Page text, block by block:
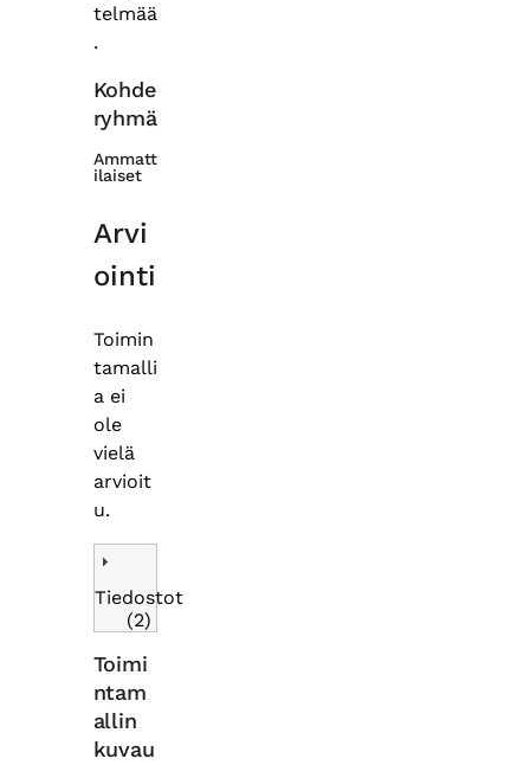
telmää
.
Kohde
ryhmä
Ammatt
ilaiset
Arvi
ointi
Toimin
tamalli
a ei
ole
vielä
arvioit
u.
Tiedostot
(2)
Toimi
ntam
allin
kuvau